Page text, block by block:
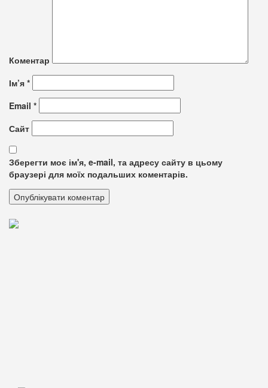
Коментар
Ім’я *
Email *
Сайт
Зберегти моє ім'я, e-mail, та адресу сайту в цьому
браузері для моїх подальших коментарів.